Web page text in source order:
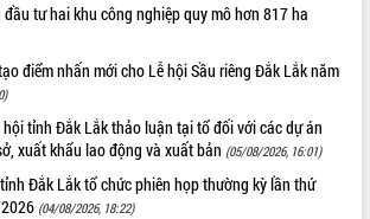
tư hai khu công nghiệp quy mô hơn 817 ha
điểm nhấn mới cho Lễ hội Sầu riêng Đắk Lắk năm
tỉnh Đắk Lắk thảo luận tại tổ đối với các dự án
xuất khẩu lao động và xuất bản (05/08/2026, 16:01)
Đắk Lắk tổ chức phiên họp thường kỳ lần thứ
(04/08/2026, 18:22)